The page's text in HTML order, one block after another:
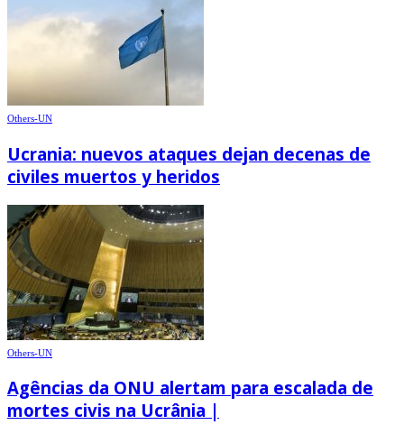
Others-UN
Ucrania: nuevos ataques dejan decenas de
civiles muertos y heridos
Others-UN
Agências da ONU alertam para escalada de
mortes civis na Ucrânia |